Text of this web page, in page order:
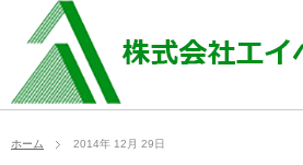
ホーム 2014年 12月 29日